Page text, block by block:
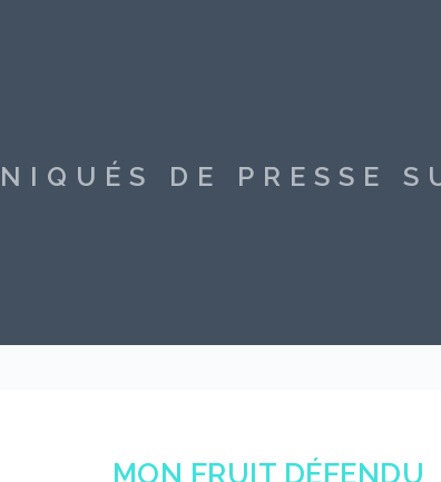
DE PRESSE
MON FRUIT DÉFENDU